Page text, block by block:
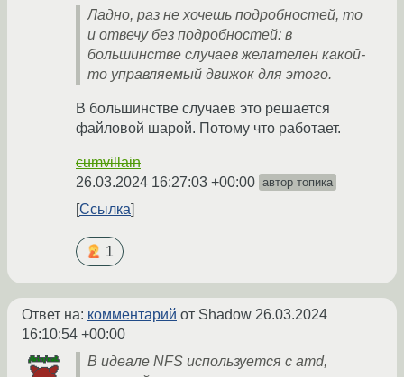
Ладно, раз не хочешь подробностей, то
и отвечу без подробностей: в
большинстве случаев желателен какой-
то управляемый движок для этого.
В большинстве случаев это решается
файловой шарой. Потому что работает.
cumvillain
26.03.2024 16:27:03 +00:00 автор топика
Ссылка
1
Ответ на: комментарий от Shadow 26.03.2024
16:10:54 +00:00
В идеале NFS используется с amd,